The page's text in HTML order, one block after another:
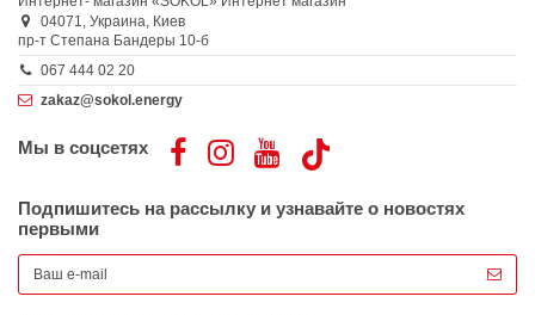
04071, Украина, Киев
пр-т Степана Бандеры 10-б
067 444 02 20
zakaz@sokol.energy
Мы в соцсетях
Подпишитесь на рассылку и узнавайте о новостях
первыми